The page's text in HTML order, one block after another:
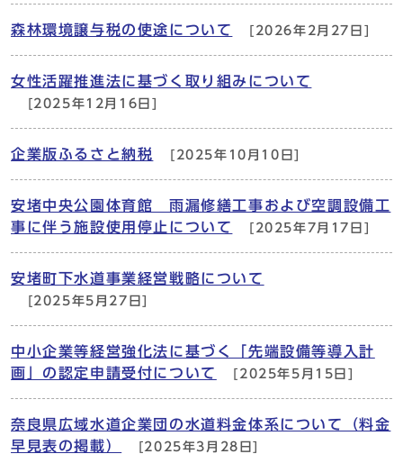
森林環境譲与税の使途について [2026年2月27日]
女性活躍推進法に基づく取り組みについて
[2025年12月16日]
企業版ふるさと納税 [2025年10月10日]
安堵中央公園体育館 雨漏修繕工事および空調設備工
事に伴う施設使用停止について
[2025年7月17日]
安堵町下水道事業経営戦略について
[2025年5月27日]
中小企業等経営強化法に基づく「先端設備等導入計
画」の認定申請受付について
[2025年5月15日]
奈良県広域水道企業団の水道料金体系について（料金
早見表の掲載）
[2025年3月28日]